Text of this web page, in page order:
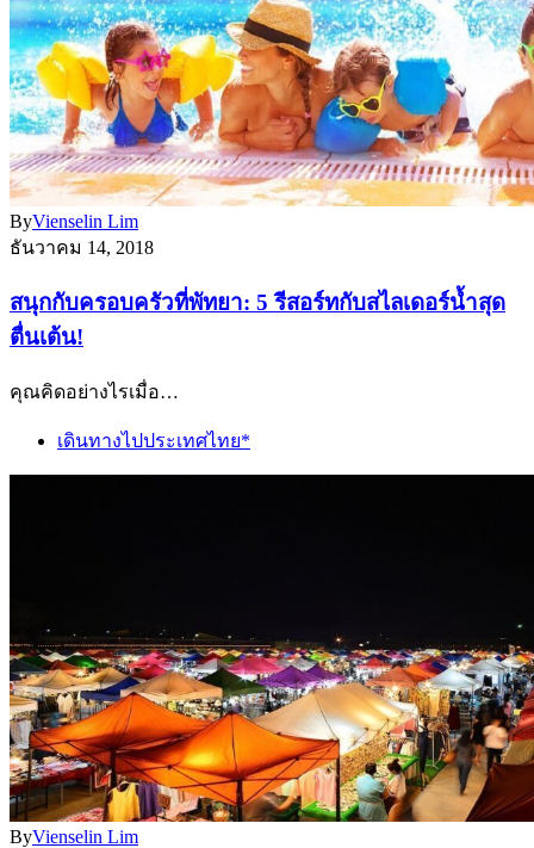
ByVienselin Lim
ธันวาคม 14, 2018
สนุกกับครอบครัวที่พัทยา: 5 รีสอร์ทกับสไลเดอร์น้ำสุด
ตื่นเต้น!
คุณคิดอย่างไรเมื่อ…
เดินทางไปประเทศไทย*
ByVienselin Lim